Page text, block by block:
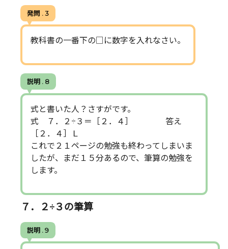
発問 . 3
教科書の一番下の□に数字を入れなさい。
説明 . 8
式と書いた人？さすがです。
式 ７．２÷３＝［２．４］ 答え
［２．４］Ｌ
これで２１ページの勉強も終わってしまいま
したが、まだ１５分あるので、筆算の勉強を
します。
７．２÷３の筆算
説明 . 9